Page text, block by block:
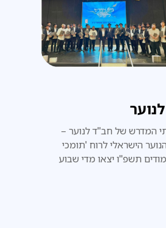
המדרש של חב"ד לנוער –
הישראלי לרוח 'תומכי
תשפ"ו יצאו מדי שבוע